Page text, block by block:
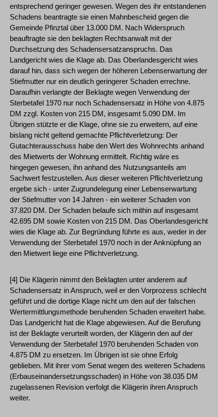
entsprechend geringer gewesen. Wegen des ihr entstandenen
Schadens beantragte sie einen Mahnbescheid gegen die
Gemeinde Pfinztal über 13.000 DM. Nach Widerspruch
beauftragte sie den beklagten Rechtsanwalt mit der
Durchsetzung des Schadensersatzanspruchs. Das
Landgericht wies die Klage ab. Das Oberlandesgericht wies
darauf hin, dass sich wegen der höheren Lebenserwartung der
Stiefmutter nur ein deutlich geringerer Schaden errechne.
Daraufhin verlangte der Beklagte wegen Verwendung der
Sterbetafel 1970 nur noch Schadensersatz in Höhe von 4.875
DM zzgl. Kosten von 215 DM, insgesamt 5.090 DM. Im
Übrigen stützte er die Klage, ohne sie zu erweitern, auf eine
bislang nicht geltend gemachte Pflichtverletzung: Der
Gutachterausschuss habe den Wert des Wohnrechts anhand
des Mietwerts der Wohnung ermittelt. Richtig wäre es
hingegen gewesen, ihn anhand des Nutzungsanteils am
Sachwert festzustellen. Aus dieser weiteren Pflichtverletzung
ergebe sich - unter Zugrundelegung einer Lebenserwartung
der Stiefmutter von 14 Jahren - ein weiterer Schaden von
37.820 DM. Der Schaden belaufe sich mithin auf insgesamt
42.695 DM sowie Kosten von 215 DM. Das Oberlandesgericht
wies die Klage ab. Zur Begründung führte es aus, weder in der
Verwendung der Sterbetafel 1970 noch in der Anknüpfung an
den Mietwert liege eine Pflichtverletzung.
[4] Die Klägerin nimmt den Beklagten unter anderem auf
Schadensersatz in Anspruch, weil er den Vorprozess schlecht
geführt und die dortige Klage nicht um den auf der falschen
Wertermittlungsmethode beruhenden Schaden erweitert habe.
Das Landgericht hat die Klage abgewiesen. Auf die Berufung
ist der Beklagte verurteilt worden, der Klägerin den auf der
Verwendung der Sterbetafel 1970 beruhenden Schaden von
4.875 DM zu ersetzen. Im Übrigen ist sie ohne Erfolg
geblieben. Mit ihrer vom Senat wegen des weiteren Schadens
(Erbauseinandersetzungsschaden) in Höhe von 38.035 DM
zugelassenen Revision verfolgt die Klägerin ihren Anspruch
weiter.